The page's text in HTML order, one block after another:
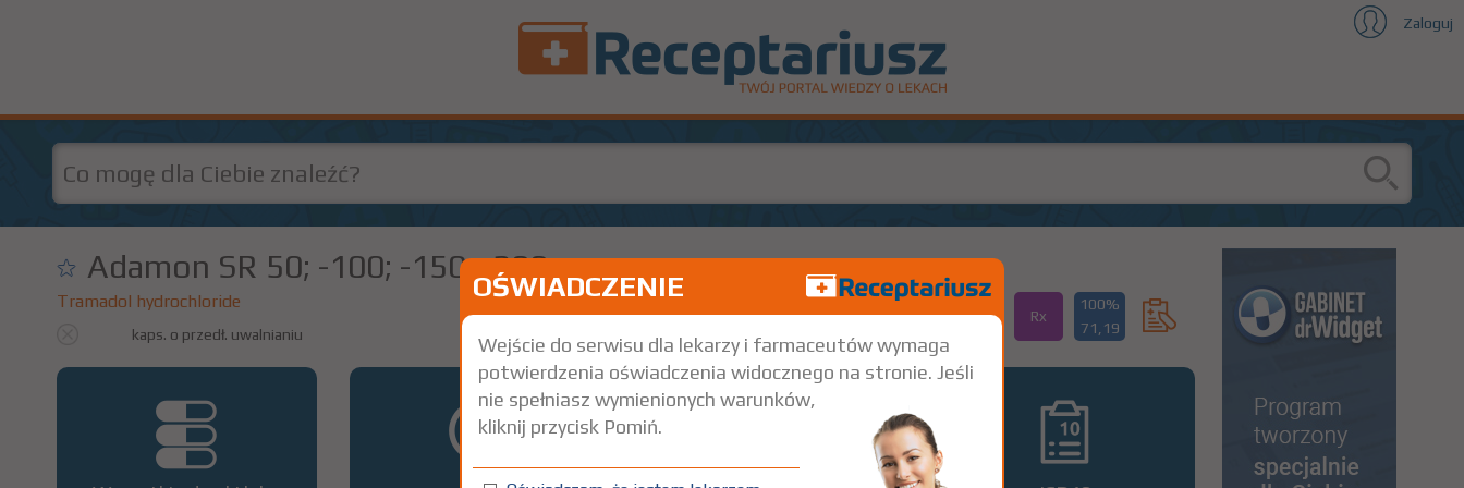
Zaloguj
Adamon SR 50; -100; -150; -200
Tramadol hydrochloride
kaps. o przedł. uwalnianiu Doustnie
Rx
100%
71,19
OŚWIADCZENIE
Wejście do serwisu dla lekarzy i farmaceutów wymaga
potwierdzenia oświadczenia widocznego na stronie. Jeśli
nie spełniasz wymienionych warunków,
kliknij przycisk Pomiń.